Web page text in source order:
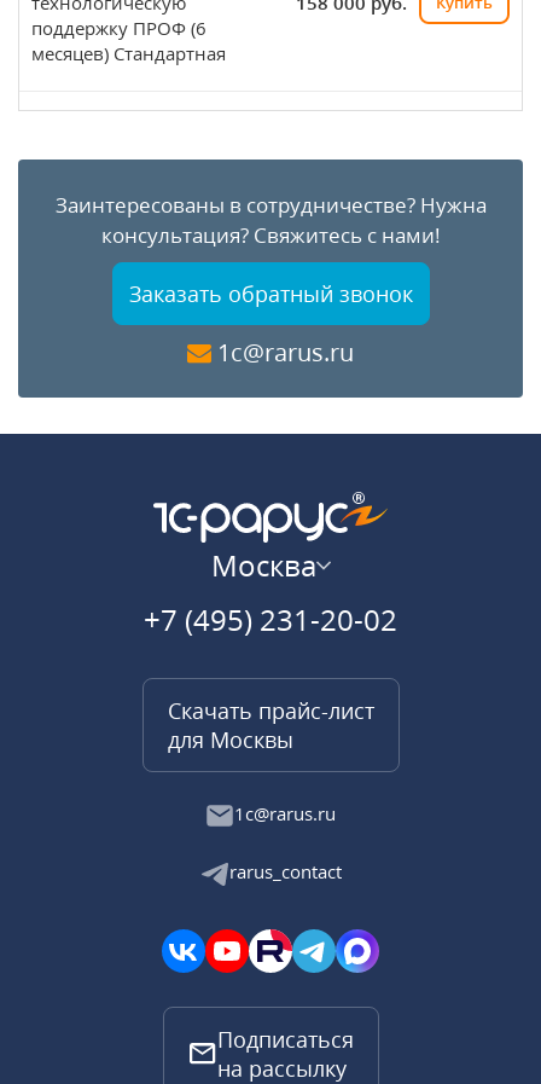
поддержку ПРОФ (6
месяцев) Стандартная
Заинтересованы в сотрудничестве?Нужна
консультация? Свяжитесь с нами!
Заказать обратный звонок
1c@rarus.ru
Москва
+7 (495) 231-20-02
Скачать прайс-лист
для Москвы
1c@rarus.ru
rarus_contact
Подписаться
на рассылку